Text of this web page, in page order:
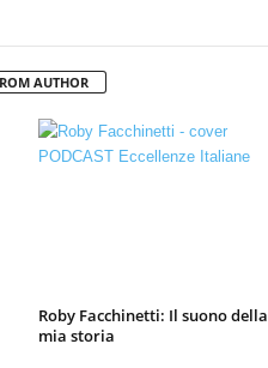
AUTHOR
Roby Facchinetti: Il suono della
mia storia